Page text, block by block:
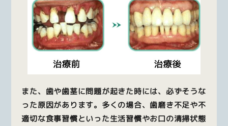
また、歯や歯茎に問題が起きた時には、必ずそうな
った原因があります。多くの場合、歯磨き不足や不
適切な食事習慣といった生活習慣やお口の清掃状態